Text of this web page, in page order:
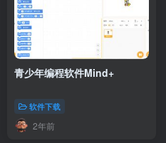
青少年编程软件Mind+
软件下载
2年前